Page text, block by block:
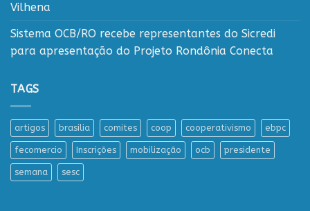
Vilhena
Sistema OCB/RO recebe representantes do Sicredi
para apresentação do Projeto Rondônia Conecta
TAGS
artigos brasilia comites coop cooperativismo ebpc
fecomercio Inscrições mobilização ocb presidente
semana sesc